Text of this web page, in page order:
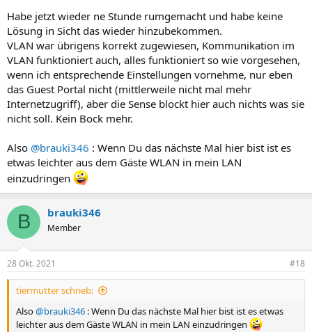
Habe jetzt wieder ne Stunde rumgemacht und habe keine
Lösung in Sicht das wieder hinzubekommen.
VLAN war übrigens korrekt zugewiesen, Kommunikation im
VLAN funktioniert auch, alles funktioniert so wie vorgesehen,
wenn ich entsprechende Einstellungen vornehme, nur eben
das Guest Portal nicht (mittlerweile nicht mal mehr
Internetzugriff), aber die Sense blockt hier auch nichts was sie
nicht soll. Kein Bock mehr.
Also @brauki346 : Wenn Du das nächste Mal hier bist ist es
etwas leichter aus dem Gäste WLAN in mein LAN
einzudringen
B brauki346
Member
28 Okt. 2021 #18
tiermutter schrieb:
Also@brauki346 : Wenn Du das nächste Mal hier bist ist es etwas
leichter aus dem Gäste WLAN in mein LAN einzudringen